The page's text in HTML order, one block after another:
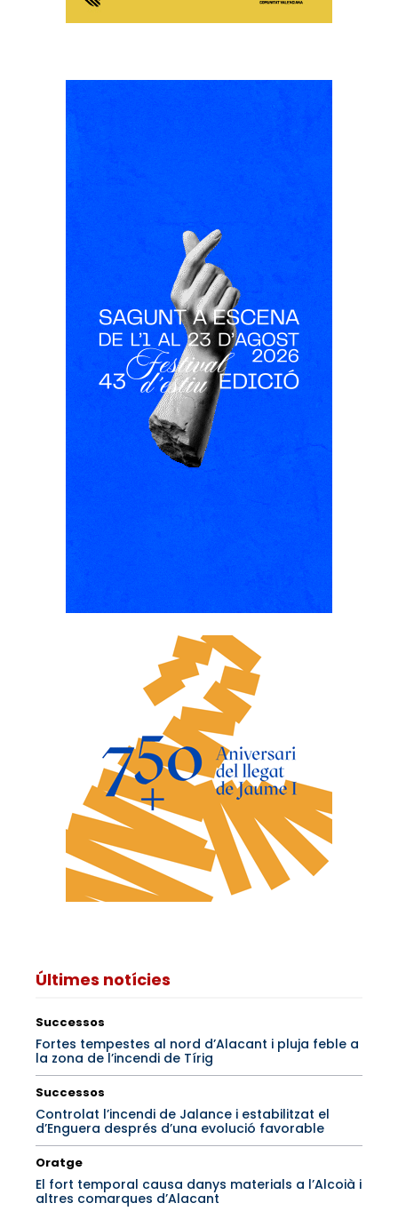
Últimes notícies
Successos
Fortes tempestes al nord d’Alacant i pluja feble a
la zona de l’incendi de Tírig
Successos
Controlat l’incendi de Jalance i estabilitzat el
d’Enguera després d’una evolució favorable
Oratge
El fort temporal causa danys materials a l’Alcoià i
altres comarques d’Alacant